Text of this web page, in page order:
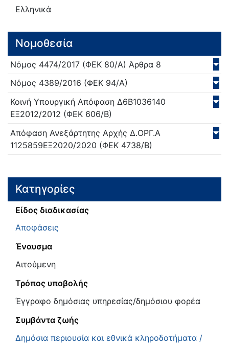
Ελληνικά
Νομοθεσία
Νόμος 4474/2017 (ΦΕΚ 80/Α) Άρθρα 8
Νόμος 4389/2016 (ΦΕΚ 94/Α)
Κοινή Υπουργική Απόφαση Δ6Β1036140
ΕΞ2012/2012 (ΦΕΚ 606/Β)
Απόφαση Ανεξάρτητης Αρχής Δ.ΟΡΓ.Α
1125859ΕΞ2020/2020 (ΦΕΚ 4738/Β)
Κατηγορίες
Είδος διαδικασίας
Αποφάσεις
Έναυσμα
Αιτούμενη
Τρόπος υποβολής
Έγγραφο δημόσιας υπηρεσίας/δημόσιου φορέα
Συμβάντα ζωής
Δημόσια περιουσία και εθνικά κληροδοτήματα /